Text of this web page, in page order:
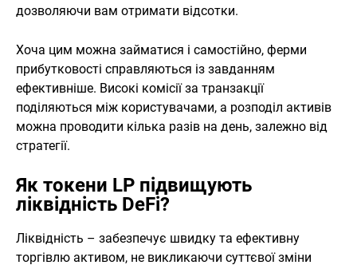
дозволяючи вам отримати відсотки.
Хоча цим можна займатися і самостійно, ферми
прибутковості справляються із завданням
ефективніше. Високі комісії за транзакції
поділяються між користувачами, а розподіл активів
можна проводити кілька разів на день, залежно від
стратегії.
Як токени LP підвищують
ліквідність DeFi?
Ліквідність – забезпечує швидку та ефективну
торгівлю активом, не викликаючи суттєвої зміни